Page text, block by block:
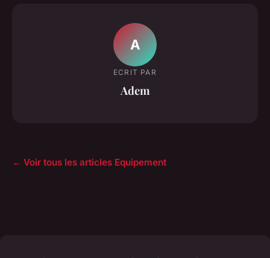
A
ECRIT PAR
Adem
← Voir tous les articles Equipement